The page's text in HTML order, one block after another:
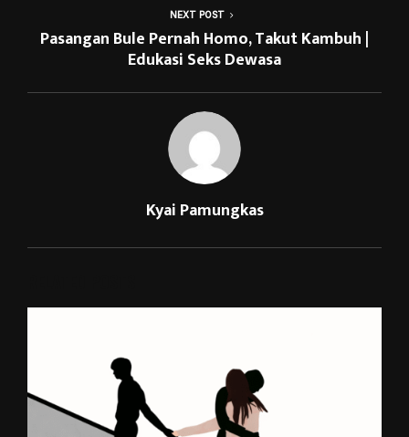
NEXT POST
Pasangan Bule Pernah Homo, Takut Kambuh |
Edukasi Seks Dewasa
Kyai Pamungkas